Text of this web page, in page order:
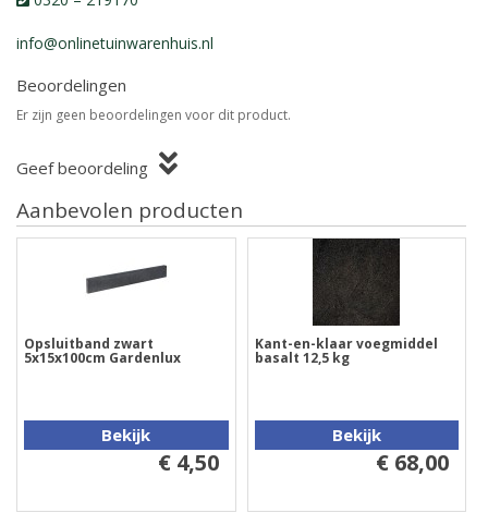
info@onlinetuinwarenhuis.nl
Beoordelingen
Er zijn geen beoordelingen voor dit product.
Geef beoordeling
Aanbevolen producten
Opsluitband zwart
5x15x100cm Gardenlux
Bekijk
€ 4,50
Kant-en-klaar voegmiddel
basalt 12,5 kg
Bekijk
€ 68,00